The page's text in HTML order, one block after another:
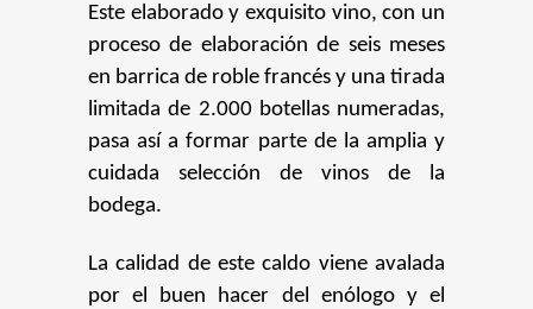
Este elaborado y exquisito vino, con un
proceso de elaboración de seis meses
en barrica de roble francés y una tirada
limitada de 2.000 botellas numeradas,
pasa así a formar parte de la amplia y
cuidada selección de vinos de la
bodega.
La calidad de este caldo viene avalada
por el buen hacer del enólogo y el